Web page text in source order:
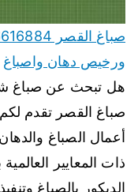
ورخيص دهان واصباغ
هل تبحث عن صباغ
صباغ القصر تقدم
أعمال الصباغ
ذات المعايير
الديكور بالصباغ